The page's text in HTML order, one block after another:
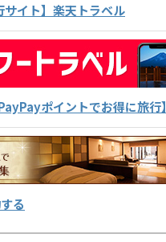
サイト】楽天トラベル
ポイントでお得に旅行】
る